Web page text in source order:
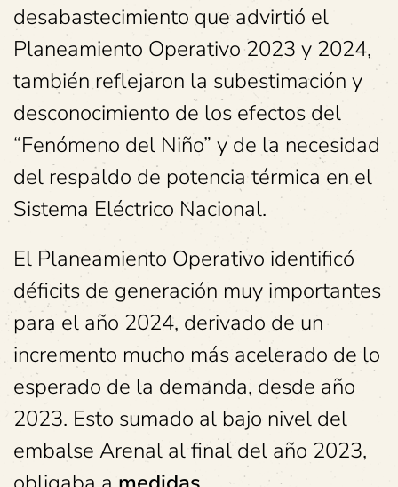
desabastecimiento que advirtió el
Planeamiento Operativo 2023 y 2024,
también reflejaron la subestimación y
desconocimiento de los efectos del
“Fenómeno del Niño” y de la necesidad
del respaldo de potencia térmica en el
Sistema Eléctrico Nacional.
El Planeamiento Operativo identificó
déficits de generación muy importantes
para el año 2024, derivado de un
incremento mucho más acelerado de lo
esperado de la demanda, desde año
2023. Esto sumado al bajo nivel del
embalse Arenal al final del año 2023,